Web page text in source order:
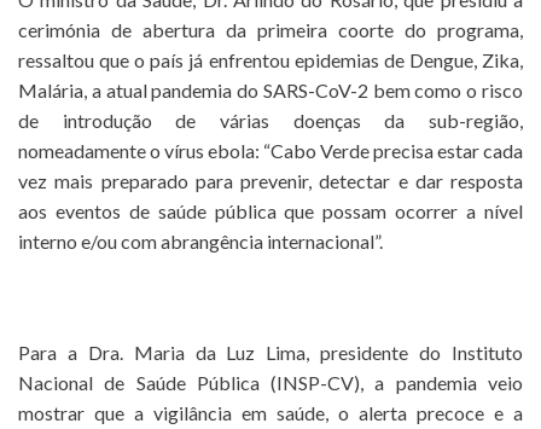
cerimónia de abertura da primeira coorte do programa,
ressaltou que o país já enfrentou epidemias de Dengue, Zika,
Malária, a atual pandemia do SARS-CoV-2 bem como o risco
de introdução de várias doenças da sub-região,
nomeadamente o vírus ebola: “Cabo Verde precisa estar cada
vez mais preparado para prevenir, detectar e dar resposta
aos eventos de saúde pública que possam ocorrer a nível
interno e/ou com abrangência internacional”.
Para a Dra. Maria da Luz Lima, presidente do Instituto
Nacional de Saúde Pública (INSP-CV), a pandemia veio
mostrar que a vigilância em saúde, o alerta precoce e a